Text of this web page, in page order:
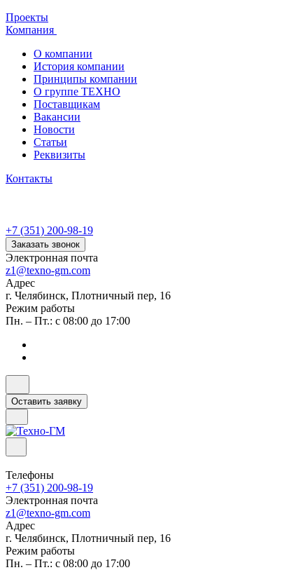
Проекты
Компания
О компании
История компании
Принципы компании
О группе ТЕХНО
Поставщикам
Вакансии
Новости
Статьи
Реквизиты
Контакты
+7 (351) 200-98-19
Заказать звонок
Электронная почта
z1@texno-gm.com
Адрес
г. Челябинск, Плотничный пер, 16
Режим работы
Пн. – Пт.: с 08:00 до 17:00
Оставить заявку
Телефоны
+7 (351) 200-98-19
Электронная почта
z1@texno-gm.com
Адрес
г. Челябинск, Плотничный пер, 16
Режим работы
Пн. – Пт.: с 08:00 до 17:00